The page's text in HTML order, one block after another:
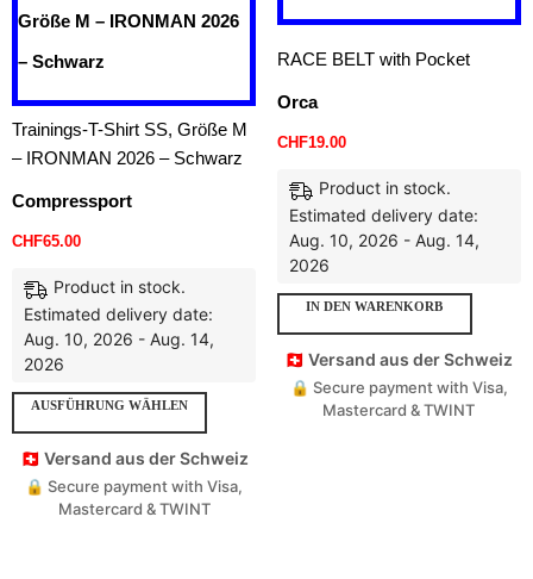
Trainings-T-Shirt SS, Größe M
– IRONMAN 2026 – Schwarz
Compressport
CHF65.00
Product in stock.
Estimated delivery date:
Aug. 10, 2026 - Aug. 14,
2026
AUSFÜHRUNG WÄHLEN
🇨🇭 Versand aus der Schweiz
🔒 Secure payment with Visa,
Mastercard & TWINT
RACE BELT with Pocket
Orca
CHF19.00
Product in stock.
Estimated delivery date:
Aug. 10, 2026 - Aug. 14,
2026
IN DEN WARENKORB
🇨🇭 Versand aus der Schweiz
🔒 Secure payment with Visa,
Mastercard & TWINT